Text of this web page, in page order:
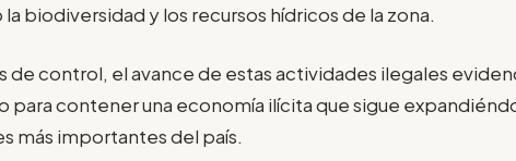
biodiversidad y los recursos hídricos de la zona.
de control, el avance de estas actividades ilegales
para contener una economía ilícita que sigue
más importantes del país.